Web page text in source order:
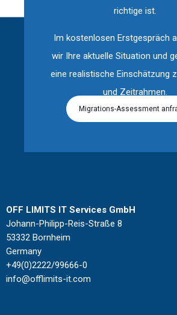
richtige ist.
Im kostenlosen Erstgespräch
wir Ihre aktuelle Situation und
eine realistische Einschätzung
und Zeitrahmen.
Migrations-Assessment
OFF LIMITS IT Services GmbH
Johann-Philipp-Reis-Straße 8
53332 Bornheim
Germany
+49(0)2222/99666-0
info@offlimits-it.com